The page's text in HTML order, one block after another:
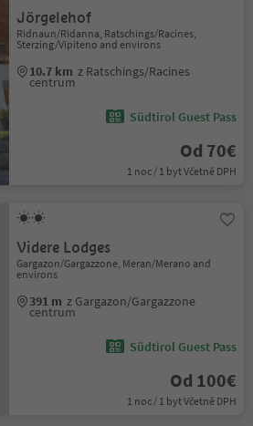
Jörgelehof
Ridnaun/Ridanna, Ratschings/Racines,
Sterzing/Vipiteno and environs
10.7 km z Ratschings/Racines
centrum
Südtirol Guest Pass
Od 70€
1 noc / 1 byt Včetně DPH
Videre Lodges
Gargazon/Gargazzone, Meran/Merano and
environs
391 m z Gargazon/Gargazzone
centrum
Südtirol Guest Pass
Od 100€
1 noc / 1 byt Včetně DPH